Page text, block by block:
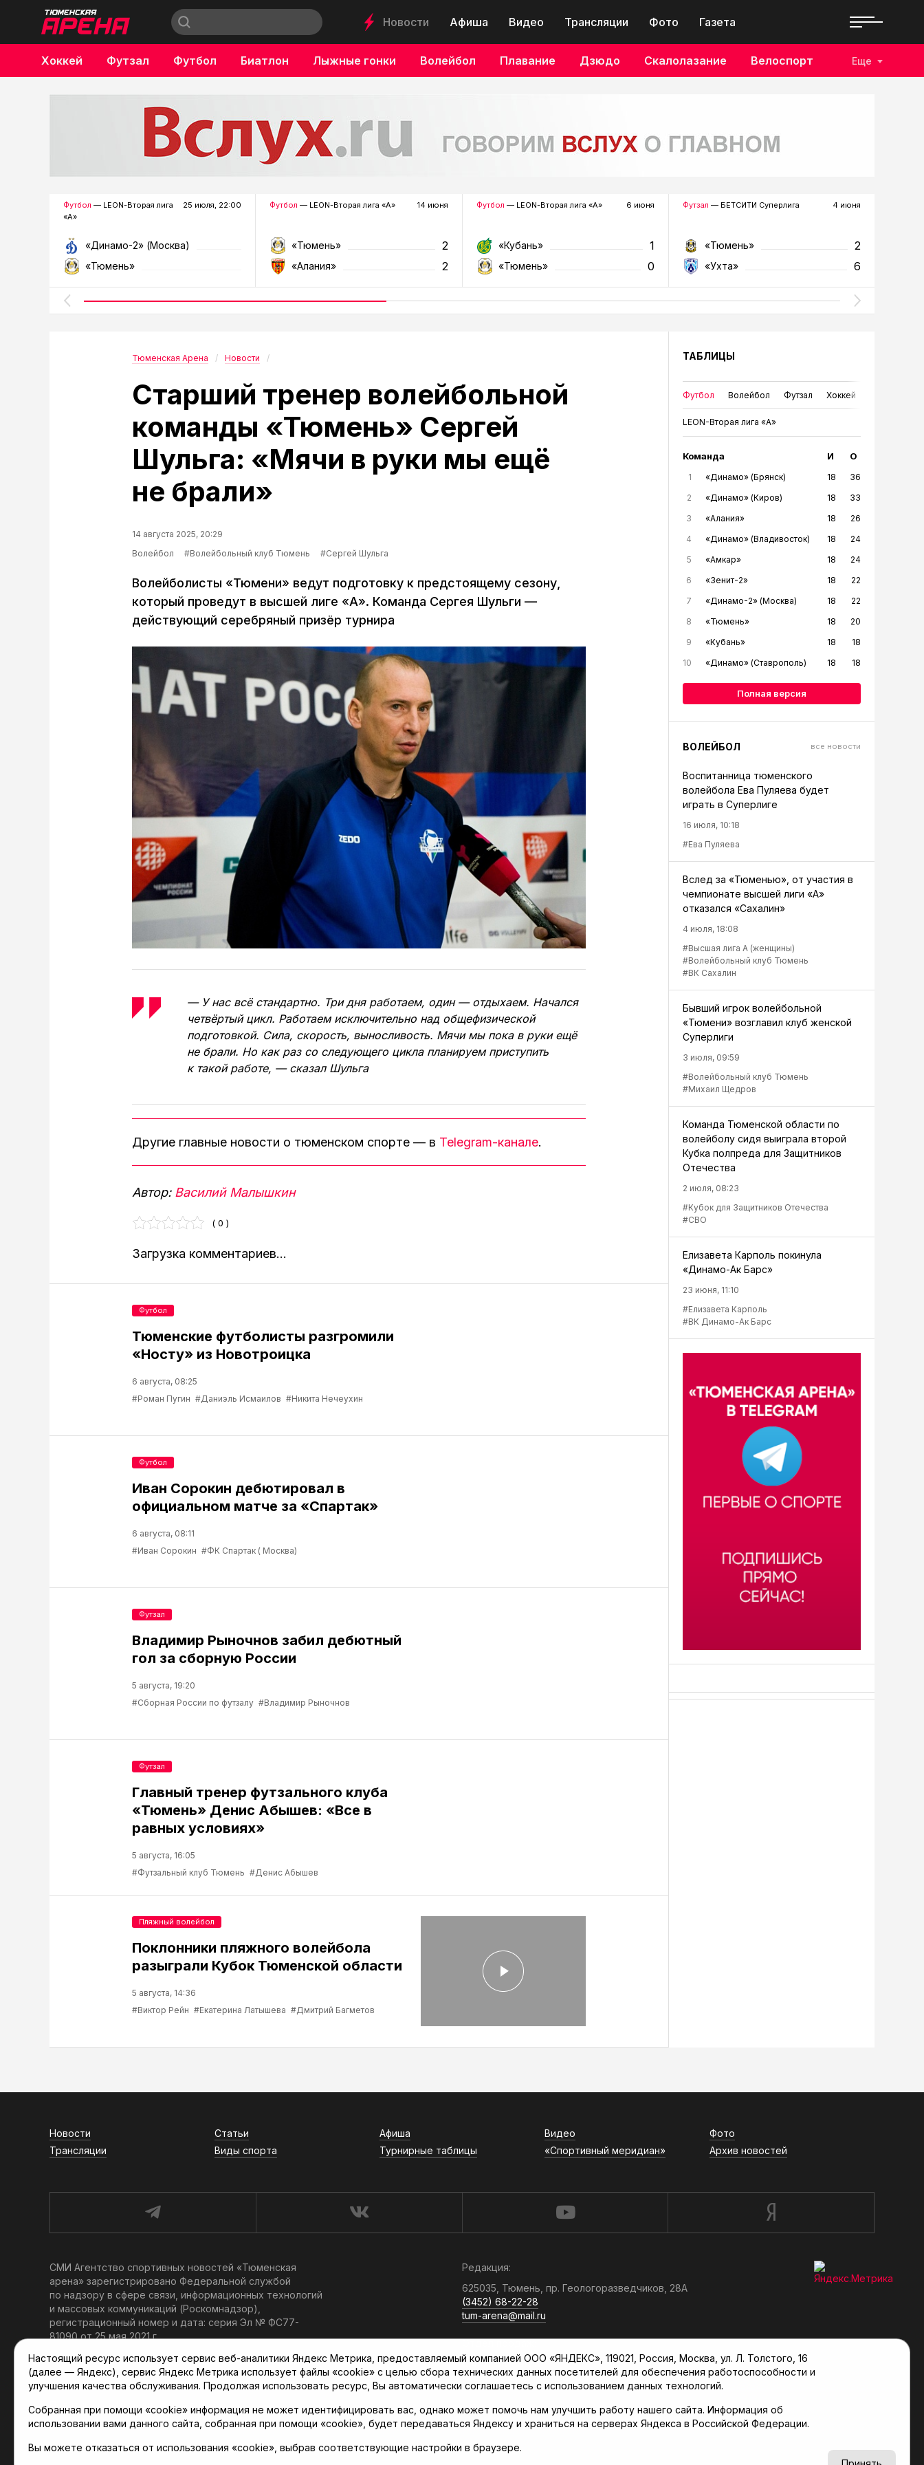
Новости Афиша Видео Трансляции Фото Газета
Хоккей Футзал Футбол Биатлон Лыжные гонки Волейбол Плавание Дзюдо Скалолазание Велоспорт
Бокс
Еще
Футбол — LEON-Вторая лига
«А»
25 июля, 22:00
«Динамо-2» (Москва)
«Тюмень»
Футбол — LEON-Вторая лига «А» 14 июня
«Тюмень» 2
«Алания» 2
Футбол — LEON-Вторая лига «А» 6 июня
«Кубань» 1
«Тюмень» 0
Футзал — БЕТСИТИ Суперлига 4 июня
«Тюмень» 2
«Ухта» 6
Тюменская Арена Новости
Старший тренер волейбольной
команды «Тюмень» Сергей
Шульга: «Мячи в руки мы ещё
не брали»
14 августа 2025, 20:29
Волейбол
#Волейбольный клуб Тюмень #Сергей Шульга
Волейболисты «Тюмени» ведут подготовку к предстоящему сезону,
который проведут в высшей лиге «А». Команда Сергея Шульги —
действующий серебряный призёр турнира
— У нас всё стандартно. Три дня работаем, один — отдыхаем. Начался
четвёртый цикл. Работаем исключительно над общефизической
подготовкой. Сила, скорость, выносливость. Мячи мы пока в руки ещё
не брали. Но как раз со следующего цикла планируем приступить
к такой работе, — сказал Шульга
Другие главные новости о тюменском спорте — в Telegram-канале.
Автор: Василий Малышкин
( 0 )
Загрузка комментариев...
Тюменские футболисты разгромили
«Носту» из Новотроицка
6 августа, 08:25
#Роман Пугин #Даниэль Исмаилов #Никита Нечеухин
Футбол
Иван Сорокин дебютировал в
официальном матче за «Спартак»
6 августа, 08:11
#Иван Сорокин #ФК Спартак ( Москва)
Футбол
Владимир Рыночнов забил дебютный
гол за сборную России
5 августа, 19:20
#Сборная России по футзалу #Владимир Рыночнов
Футзал
Главный тренер футзального клуба
«Тюмень» Денис Абышев: «Все в
равных условиях»
5 августа, 16:05
#Футзальный клуб Тюмень #Денис Абышев
Футзал
Поклонники пляжного волейбола
разыграли Кубок Тюменской области
5 августа, 14:36
#Виктор Рейн #Екатерина Латышева #Дмитрий Багметов
Пляжный волейбол
ТАБЛИЦЫ
Футбол Волейбол Футзал Хоккей
LEON-Вторая лига «А»
Команда И О
1 «Динамо» (Брянск) 18
36
2
«Динамо» (Киров) 18
33
3
«Алания» 18
26
4
«Динамо» (Владивосток) 18
24
5
«Амкар» 18
24
6
«Зенит-2» 18
22
7
«Динамо-2» (Москва) 18
22
8
«Тюмень» 18
20
9
«Кубань» 18
18
10
«Динамо» (Ставрополь) 18 18
Полная версия
ВОЛЕЙБОЛ все новости
Воспитанница тюменского
волейбола Ева Пуляева будет
играть в Суперлиге
16 июля, 10:18
#Ева Пуляева
Вслед за «Тюменью», от участия в
чемпионате высшей лиги «А»
отказался «Сахалин»
4 июля, 18:08
#Высшая лига А (женщины)
#Волейбольный клуб Тюмень
#ВК Сахалин
Бывший игрок волейбольной
«Тюмени» возглавил клуб женской
Суперлиги
3 июля, 09:59
#Волейбольный клуб Тюмень
#Михаил Щедров
Команда Тюменской области по
волейболу сидя выиграла второй
Кубка полпреда для Защитников
Отечества
2 июля, 08:23
#Кубок для Защитников Отечества
#СВО
Елизавета Карполь покинула
«Динамо-Ак Барс»
23 июня, 11:10
#Елизавета Карполь
#ВК Динамо-Ак Барс
Новости Статьи Афиша Видео
Фото
Трансляции
Виды спорта Турнирные таблицы «Спортивный меридиан» Архив новостей
СМИ Агентство спортивных новостей «Тюменская
арена» зарегистрировано Федеральной службой
по надзору в сфере связи, информационных технологий
и массовых коммуникаций (Роскомнадзор),
регистрационный номер и дата: серия Эл № ФС77-
81090 от 25 мая 2021 г.
Главный редактор: Мартынов В. В.
При использовании материалов ссылка обязательна.
Политика конфиденциальности
Редакция:
625035, Тюмень, пр. Геологоразведчиков, 28А
(3452) 68-22-28
tum-arena@mail.ru
Отдел продаж:
(3452) 68-89-78
kotovaev@sibinformburo.ru
© 2001-2026 Агентство спортивных новостей «Тюменская арена»
Настоящий ресурс использует сервис веб-аналитики Яндекс Метрика, предоставляемый компанией ООО «ЯНДЕКС», 119021, Россия, Москва, ул. Л. Толстого, 16
(далее — Яндекс), сервис Яндекс Метрика использует файлы «cookie» с целью сбора технических данных посетителей для обеспечения работоспособности и
улучшения качества обслуживания. Продолжая использовать ресурс, Вы автоматически соглашаетесь с использованием данных технологий.
Собранная при помощи «cookie» информация не может идентифицировать вас, однако может помочь нам улучшить работу нашего сайта. Информация об
использовании вами данного сайта, собранная при помощи «cookie», будет передаваться Яндексу и храниться на серверах Яндекса в Российской Федерации.
Вы можете отказаться от использования «cookie», выбрав соответствующие настройки в браузере.